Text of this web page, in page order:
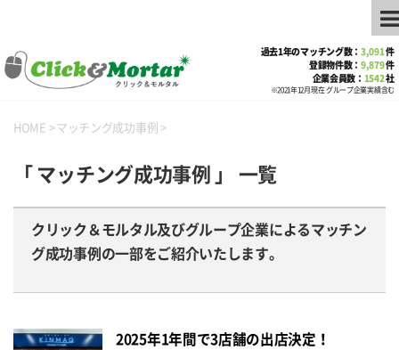
過去1年のマッチング数：3,091件
登録物件数：9,879件
企業会員数： 1542社
※2021年12月現在 グループ企業実績含む
HOME >マッチング成功事例 >
「 マッチング成功事例 」 一覧
クリック＆モルタル及びグループ企業によるマッチン
グ成功事例の一部をご紹介いたします。
2025年1年間で3店舗の出店決定！